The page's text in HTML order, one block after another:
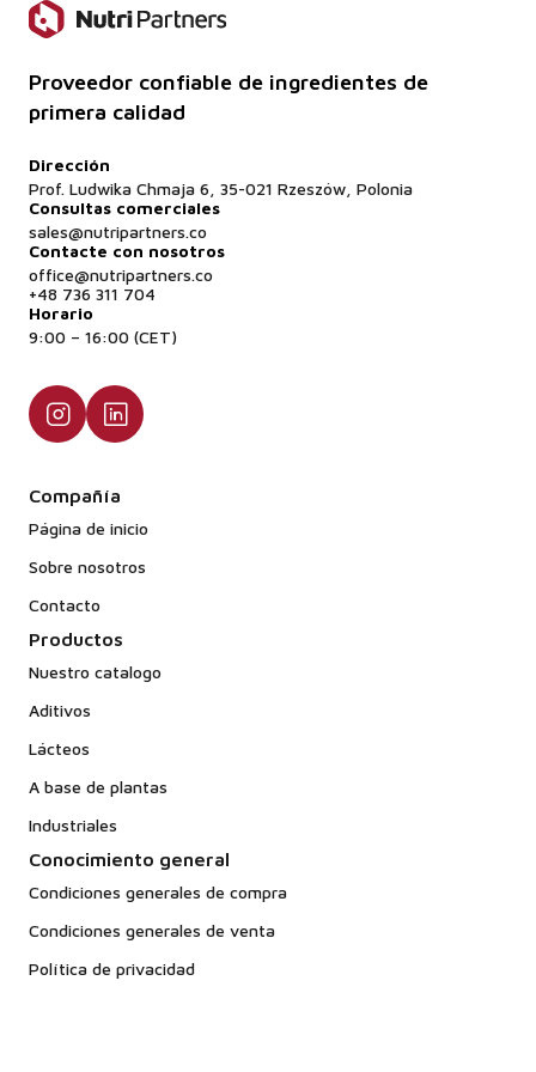
Proveedor confiable de ingredientes de
primera calidad
Dirección
Prof. Ludwika Chmaja 6, 35-021 Rzeszów, Polonia
Consultas comerciales
sales@nutripartners.co
Contacte con nosotros
office@nutripartners.co
+48 736 311 704
Horario
9:00 – 16:00 (CET)
Compañía
Página de inicio
Sobre nosotros
Contacto
Productos
Nuestro catalogo
Aditivos
Lácteos
A base de plantas
Industriales
Conocimiento general
Condiciones generales de compra
Condiciones generales de venta
Política de privacidad